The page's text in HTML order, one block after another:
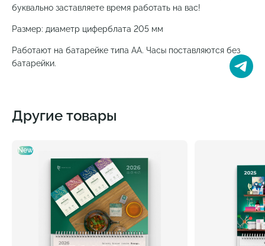
буквально заставляете время работать на вас!
Размер: диаметр циферблата 205 мм
Работают на батарейке типа АА. Часы поставляются без
батарейки.
Другие товары
New